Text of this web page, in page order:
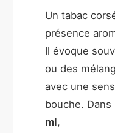
Un tabac
présence
Il évoque
ou des
avec une
bouche. Dans
ml,